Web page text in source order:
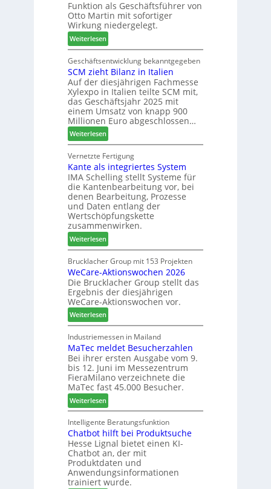
0
2
7
l
z
b
a
u
p
r
o
z
e
s
s
g
l
ä
d
t
z
u
m
T
r
e
f
f
e
i
n
Funktion als Geschäftsführer von
Otto Martin mit sofortiger
Wirkung niedergelegt.
Weiterlesen:
M
a
r
t
i
n
:
N
e
u
e
r
G
e
s
c
h
ä
f
s
f
ü
h
r
e
Geschäftsentwicklung bekanntgegeben
SCM zieht Bilanz in Italien
Auf der diesjährigen Fachmesse
Xylexpo in Italien teilte SCM mit,
das Geschäftsjahr 2025 mit
einem Umsatz von knapp 900
Millionen Euro abgeschlossen…
Weiterlesen:
S
C
M
z
i
e
h
t
B
i
l
a
n
z
i
n
I
t
a
l
i
e
n
Vernetzte Fertigung
Kante als integriertes System
IMA Schelling stellt Systeme für
die Kantenbearbeitung vor, bei
denen Bearbeitung, Prozesse
und Daten entlang der
Wertschöpfungskette
zusammenwirken.
Weiterlesen:
K
a
n
t
e
a
l
s
i
n
t
e
g
r
i
e
r
t
e
s
S
y
Brucklacher Group mit 153 Projekten
WeCare-Aktionswochen 2026
Die Brucklacher Group stellt das
Ergebnis der diesjährigen
WeCare-Aktionswochen vor.
Weiterlesen:
W
e
C
a
r
e
-
A
k
t
i
o
n
s
w
Industriemessen in Mailand
MaTec meldet Besucherzahlen
Bei ihrer ersten Ausgabe vom 9.
bis 12. Juni im Messezentrum
FieraMilano verzeichnete die
MaTec fast 45.000 Besucher.
Weiterlesen:
M
a
T
e
c
m
e
l
Intelligente Beratungsfunktion
Chatbot hilft bei Produktsuche
Hesse Lignal bietet einen KI-
Chatbot an, der mit
Produktdaten und
Anwendungsinformationen
trainiert wurde.